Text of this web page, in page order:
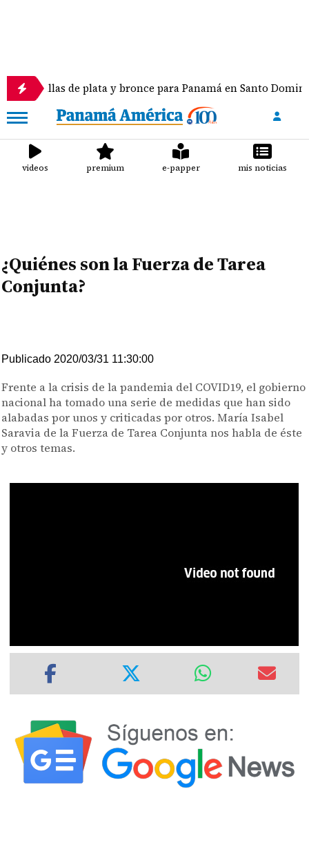
de plata y bronce para Panamá en Santo Domingo
videos premium e-papper mis noticias
¿Quiénes son la Fuerza de Tarea
Conjunta?
Publicado 2020/03/31 11:30:00
Frente a la crisis de la pandemia del COVID19, el gobierno
nacional ha tomado una serie de medidas que han sido
alabadas por unos y criticadas por otros. María Isabel
Saravia de la Fuerza de Tarea Conjunta nos habla de éste
y otros temas.